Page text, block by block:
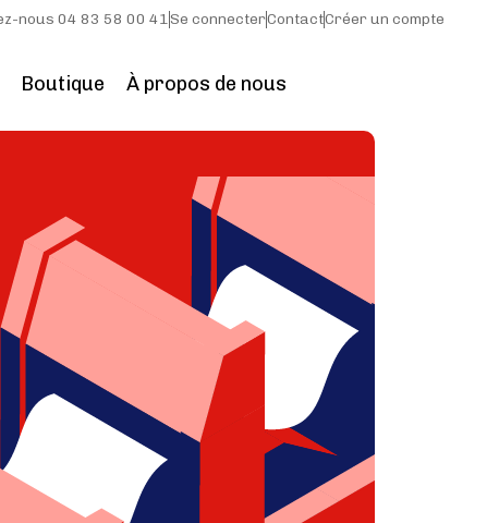
nous 04 83 58 00 41Se connecterContactCréer un compte
Boutique À propos de nous